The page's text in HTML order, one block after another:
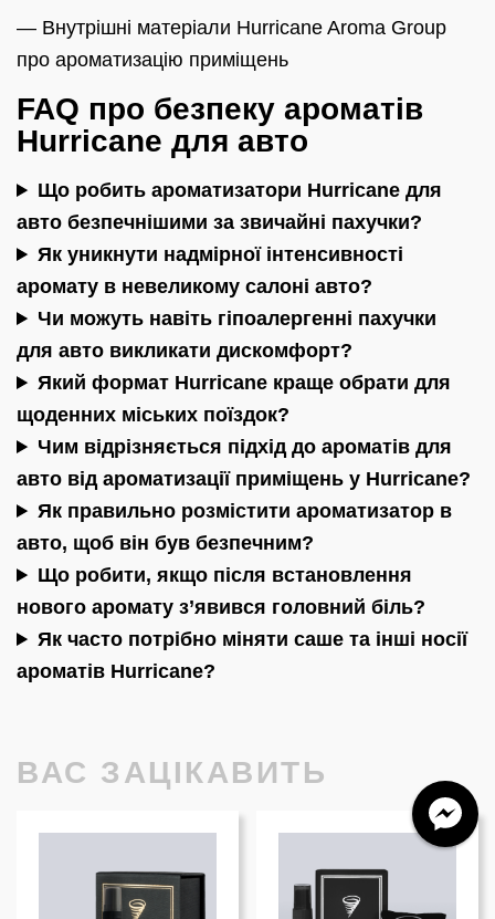
— Внутрішні матеріали Hurricane Aroma Group
про ароматизацію приміщень
FAQ про безпеку ароматів
Hurricane для авто
Що робить ароматизатори Hurricane для
авто безпечнішими за звичайні пахучки?
Як уникнути надмірної інтенсивності
аромату в невеликому салоні авто?
Чи можуть навіть гіпоалергенні пахучки
для авто викликати дискомфорт?
Який формат Hurricane краще обрати для
щоденних міських поїздок?
Чим відрізняється підхід до ароматів для
авто від ароматизації приміщень у Hurricane?
Як правильно розмістити ароматизатор в
авто, щоб він був безпечним?
Що робити, якщо після встановлення
нового аромату з’явився головний біль?
Як часто потрібно міняти саше та інші носії
ароматів Hurricane?
ВАС ЗАЦІКАВИТЬ